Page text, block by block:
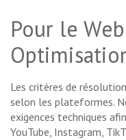
Pour le
Les critères de
selon les plateformes.
exigences techniques
YouTube, Instagram,